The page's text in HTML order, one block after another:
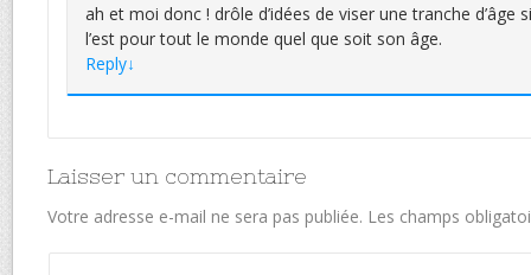
ah et moi donc ! drôle d’idées de viser une tranche d’âge
l’est pour tout le monde quel que soit son âge.
Reply↓
Laisser un commentaire
Votre adresse e-mail ne sera pas publiée. Les champs